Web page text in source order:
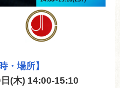
・場所】
(木) 14:00-15:10